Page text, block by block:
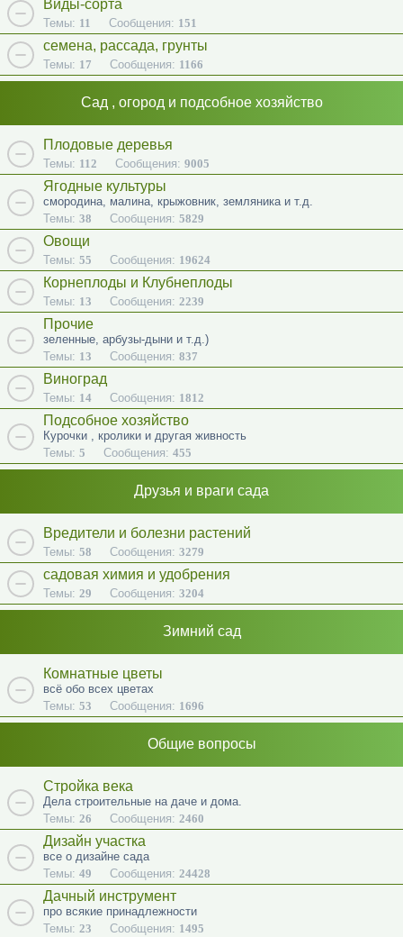
Виды-сорта
Темы: 11 Сообщения: 151
семена, рассада, грунты
Темы: 17 Сообщения: 1166
Сад , огород и подсобное хозяйство
Плодовые деревья
Темы: 112 Сообщения: 9005
Ягодные культуры
смородина, малина, крыжовник, земляника и т.д.
Темы: 38 Сообщения: 5829
Овощи
Темы: 55 Сообщения: 19624
Корнеплоды и Клубнеплоды
Темы: 13 Сообщения: 2239
Прочие
зеленные, арбузы-дыни и т.д.)
Темы: 13 Сообщения: 837
Виноград
Темы: 14 Сообщения: 1812
Подсобное хозяйство
Курочки , кролики и другая живность
Темы: 5 Сообщения: 455
Друзья и враги сада
Вредители и болезни растений
Темы: 58 Сообщения: 3279
садовая химия и удобрения
Темы: 29 Сообщения: 3204
Зимний сад
Комнатные цветы
всё обо всех цветах
Темы: 53 Сообщения: 1696
Общие вопросы
Стройка века
Дела строительные на даче и дома.
Темы: 26 Сообщения: 2460
Дизайн участка
все о дизайне сада
Темы: 49 Сообщения: 24428
Дачный инструмент
про всякие принадлежности
Темы: 23 Сообщения: 1495